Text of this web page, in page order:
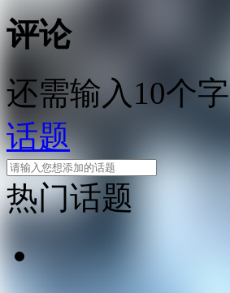
评论
还需输入10个字
话题
热门话题